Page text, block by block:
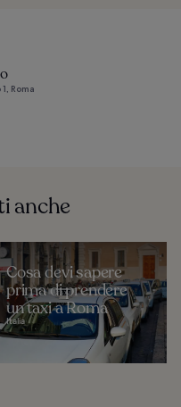
Roma
anche
Cosa devi sapere
prima di prendere
un taxi a Roma
Italia